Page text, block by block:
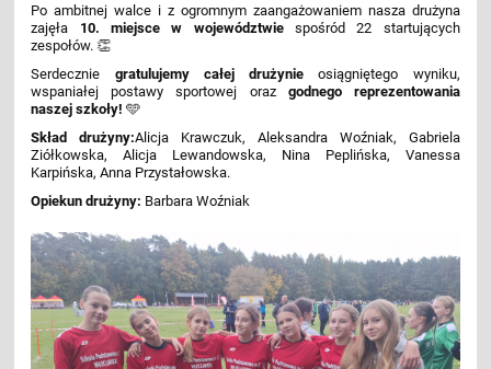
Po ambitnej walce i z ogromnym zaangażowaniem nasza drużyna
zajęła 10. miejsce w województwiespośród 22 startujących
zespołów. 👏
Serdecznie gratulujemy całej drużynie osiągniętego wyniku,
wspaniałej postawy sportowej oraz godnego reprezentowania
naszej szkoły! 🩵
Skład drużyny:Alicja Krawczuk, Aleksandra Woźniak, Gabriela
Ziółkowska, Alicja Lewandowska, Nina Peplińska, Vanessa
Karpińska, Anna Przystałowska.
Opiekun drużyny: Barbara Woźniak